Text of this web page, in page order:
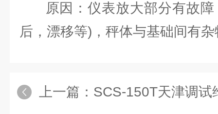
原因：仪表放大部分有故障
后，漂移等)，秤体与基础间有
上一篇： SCS-150T天津调试